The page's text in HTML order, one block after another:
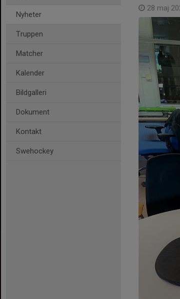
Nyheter
Truppen
Matcher
Kalender
Bildgalleri
Dokument
Kontakt
Swehockey
28 maj